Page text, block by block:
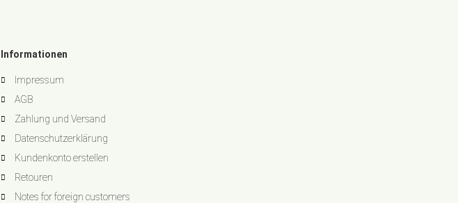
Informationen
Impressum
AGB
Zahlung und Versand
Datenschutzerklärung
Kundenkonto erstellen
Retouren
Notes for foreign customers